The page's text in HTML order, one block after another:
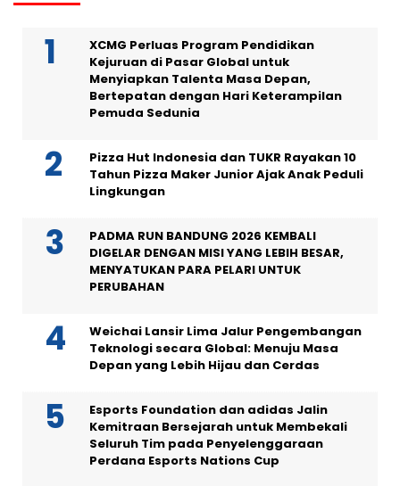
XCMG Perluas Program Pendidikan
Kejuruan di Pasar Global untuk
Menyiapkan Talenta Masa Depan,
Bertepatan dengan Hari Keterampilan
Pemuda Sedunia
Pizza Hut Indonesia dan TUKR Rayakan 10
Tahun Pizza Maker Junior Ajak Anak Peduli
Lingkungan
PADMA RUN BANDUNG 2026 KEMBALI
DIGELAR DENGAN MISI YANG LEBIH BESAR,
MENYATUKAN PARA PELARI UNTUK
PERUBAHAN
Weichai Lansir Lima Jalur Pengembangan
Teknologi secara Global: Menuju Masa
Depan yang Lebih Hijau dan Cerdas
Esports Foundation dan adidas Jalin
Kemitraan Bersejarah untuk Membekali
Seluruh Tim pada Penyelenggaraan
Perdana Esports Nations Cup